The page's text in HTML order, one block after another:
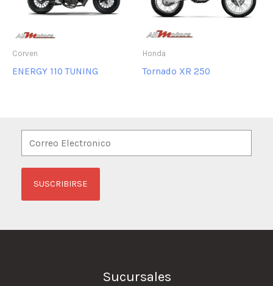
Corven
ENERGY 110 TUNING
Honda
Tornado XR 250
Sucursales